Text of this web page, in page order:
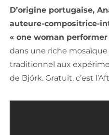
D’origine portugaise,
auteure-compositrice-
« one woman performer
dans une riche
traditionnel aux
de Björk. Gratuit, c’est